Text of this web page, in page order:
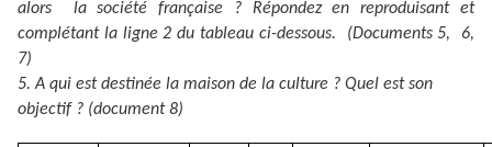
alors la société française ? Répondez en reproduisant et
complétant la ligne 2 du tableau ci-dessous. (Documents 5, 6,
7)
5. A qui est destinée la maison de la culture ? Quel est son
objectif ? (document 8)